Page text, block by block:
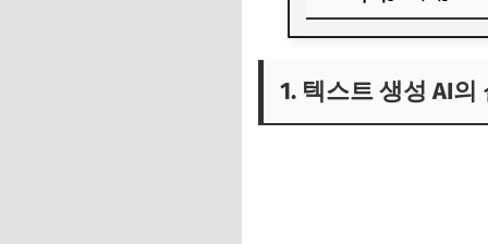
2. 이미지·영상 생성
1. 텍스트 생성 AI의